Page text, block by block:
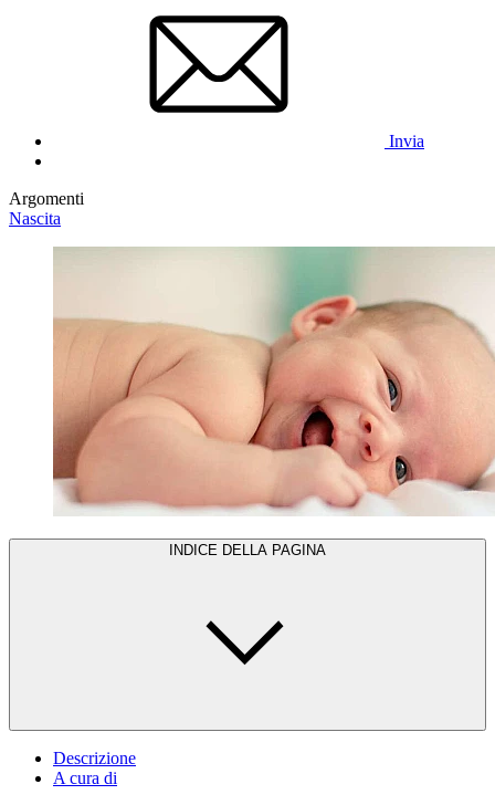
Invia
Argomenti
Nascita
INDICE DELLA PAGINA
Descrizione
A cura di